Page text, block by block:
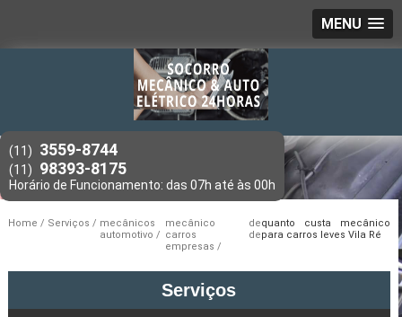
MENU
(11) 3559-8744
(11) 98393-8175
Home Serviços
mecânicos
automotivo
mecânico de
carros de
empresas
quanto custa mecânico
para carros leves Vila Ré
Serviços